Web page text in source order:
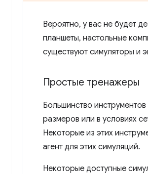
Вероятно, у вас не будет
планшеты, настольные
существуют симуляторы и
Простые тренажеры
Большинство
размеров или в условиях
Некоторые из этих
агент для этих симуляций.
Некоторые доступные